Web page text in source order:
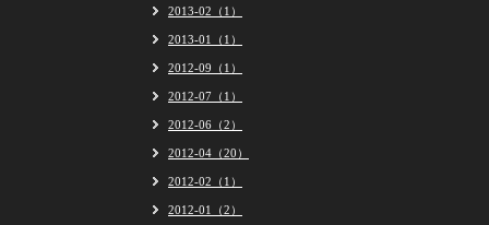
2013-02（1）
2013-01（1）
2012-09（1）
2012-07（1）
2012-06（2）
2012-04（20）
2012-02（1）
2012-01（2）